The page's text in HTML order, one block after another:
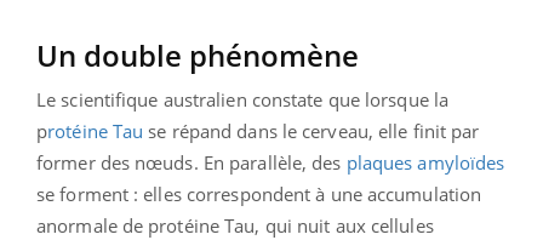
Un double phénomène
Le scientifique australien constate que lorsque la
protéine Tau se répand dans le cerveau, elle finit par
former des nœuds. En parallèle, des plaques amyloïdes
se forment : elles correspondent à une accumulation
anormale de protéine Tau, qui nuit aux cellules